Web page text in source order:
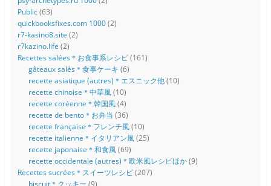
Public(63)
quickbooksfixes.com 1000(2)
r7-kasino8.site (2)
r7kazino.life (2)
Recettes salées＊お食事系レシピ(161)
gâteaux salés＊食事ケーキ (6)
recette asiatique (autres)＊エスニック他(10)
recette chinoise＊中華風(10)
recette coréenne＊韓国風(4)
recette de bento＊お弁当 (36)
recette française＊フレンチ風(10)
recette italienne＊イタリアン風(25)
recette japonaise＊和食風(69)
recette occidentale (autres)＊欧米風レシピほか(9)
Recettes sucrées＊スイーツレシピ(207)
biscuit＊クッキー (9)